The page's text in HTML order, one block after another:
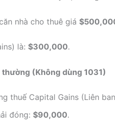
nhà cho thuê giá
là: $300,000.
thường (Không dùng 1031)
thuế Capital Gains (Liên
đóng: $90,000.